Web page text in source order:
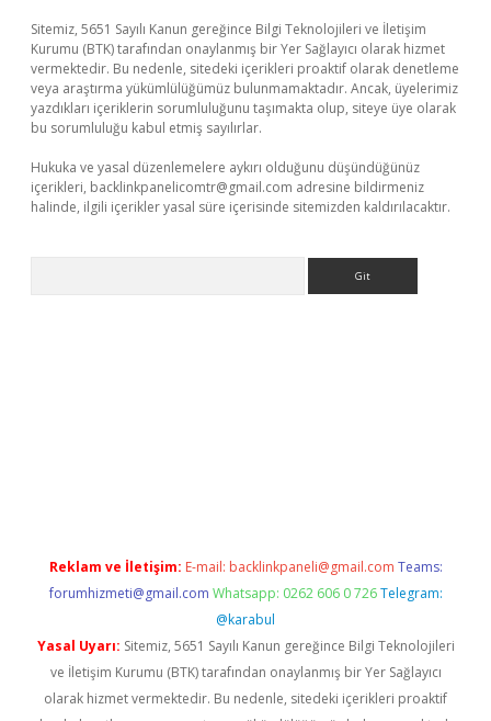
Sitemiz, 5651 Sayılı Kanun gereğince Bilgi Teknolojileri ve İletişim
Kurumu (BTK) tarafından onaylanmış bir Yer Sağlayıcı olarak hizmet
vermektedir. Bu nedenle, sitedeki içerikleri proaktif olarak denetleme
veya araştırma yükümlülüğümüz bulunmamaktadır. Ancak, üyelerimiz
yazdıkları içeriklerin sorumluluğunu taşımakta olup, siteye üye olarak
bu sorumluluğu kabul etmiş sayılırlar.
Hukuka ve yasal düzenlemelere aykırı olduğunu düşündüğünüz
içerikleri, backlinkpanelicomtr@gmail.com adresine bildirmeniz
halinde, ilgili içerikler yasal süre içerisinde sitemizden kaldırılacaktır.
Reklam ve İletişim: E-mail: backlinkpaneli@gmail.com Teams:
forumhizmeti@gmail.com Whatsapp: 0262 606 0 726 Telegram:
@karabul
Yasal Uyarı: Sitemiz, 5651 Sayılı Kanun gereğince Bilgi Teknolojileri
ve İletişim Kurumu (BTK) tarafından onaylanmış bir Yer Sağlayıcı
olarak hizmet vermektedir. Bu nedenle, sitedeki içerikleri proaktif